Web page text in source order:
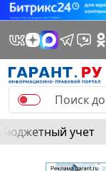
Бюджетный учет